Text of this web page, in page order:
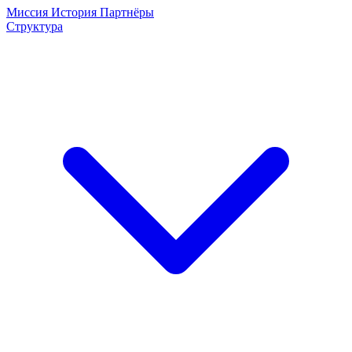
Миссия История Партнёры
Структура